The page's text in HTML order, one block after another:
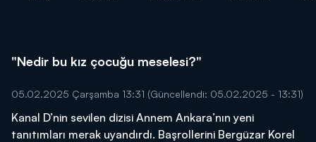
"Nedir bu kız çocuğu meselesi?"
05.02.2025 Çarşamba 13:31 (Güncellendi: 05.02.2025 - 13:31)
Kanal D’nin sevilen dizisi Annem Ankara’nın yeni
tanıtımları merak uyandırdı. Başrollerini Bergüzar Korel